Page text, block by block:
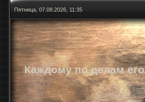
Пятница, 07.08.2026, 11:35
Каждому по делам его